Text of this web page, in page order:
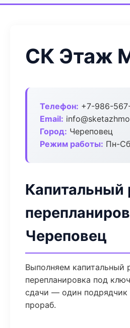
СК Этаж
Телефон: +7-986-
Email:
Город: Череповец
Режим работы: Пн-
Капитальный
Череповец
Выполняем капитальный
перепланировка под
сдачи — один подрядчик
прораб.